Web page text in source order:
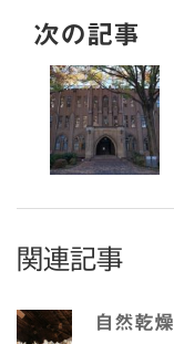
次の記事
関連記事
自然乾